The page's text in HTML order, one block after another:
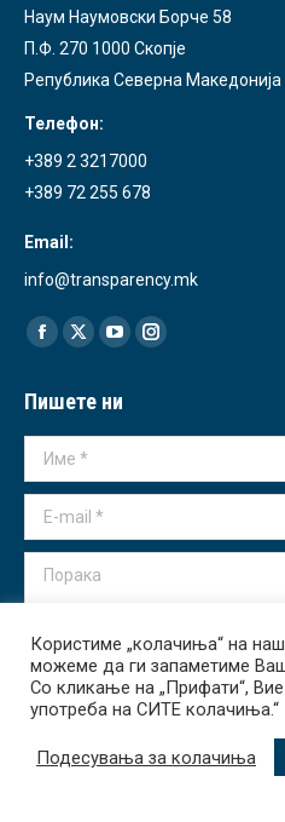
Наум Наумовски Борче 58
П.Ф. 270 1000 Скопје
Република Северна Македонија
Телефон:
+389 2 3217000
+389 72 255 678
Email:
info@transparency.mk
Find us on:
Facebook
opens
in
new
X
opens
in
YouTube
opens
in
Instagram
in
Пишете ни
Име *
E-mail *
Порака
Испрати
Користиме „колачиња“ на
можеме да ги запаметиме
Со кликање на „Прифати“, Вие
употреба на СИТЕ колачиња.“
Подесувања за колачиња